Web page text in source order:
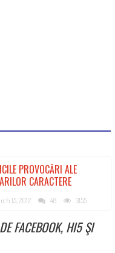
PROVOCĂRI ALE
CARACTERE
15, 2012 48 3155
FACEBOOK, HI5 ŞI